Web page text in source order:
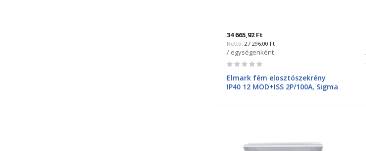
34 665,92 Ft
27 296,00 Ft
/ egységenként
Rating:
Elmark fém elosztószekrény
IP40 12 MOD+ISS 2P/100A, Sigma